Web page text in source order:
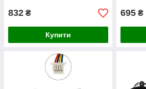
832 ₴
Купити
695 ₴